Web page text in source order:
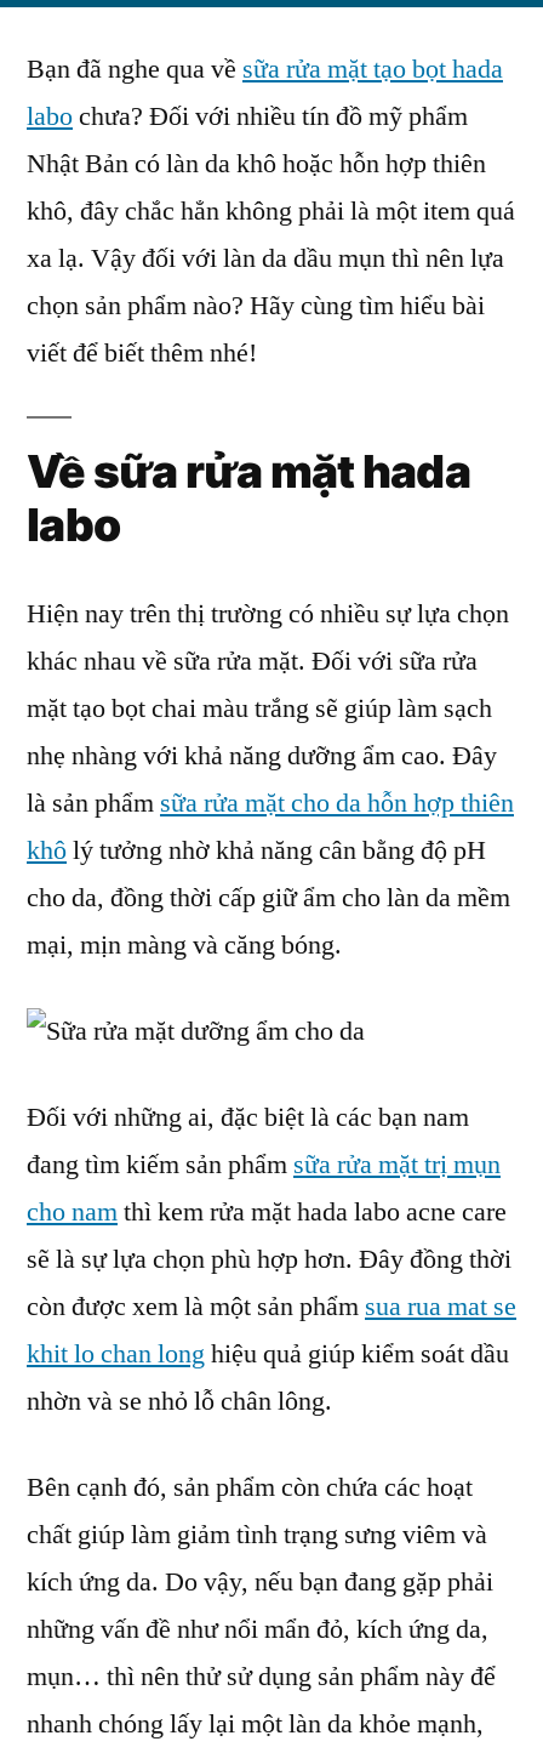
Bạn đã nghe qua về sữa rửa mặt tạo bọt hada
labochưa? Đối với nhiều tín đồ mỹ phẩm
Nhật Bản có làn da khô hoặc hỗn hợp thiên
khô, đây chắc hẳn không phải là một item quá
xa lạ. Vậy đối với làn da dầu mụn thì nên lựa
chọn sản phẩm nào? Hãy cùng tìm hiểu bài
viết để biết thêm nhé!
Về sữa rửa mặt hada
labo
Hiện nay trên thị trường có nhiều sự lựa chọn
khác nhau về sữa rửa mặt. Đối với sữa rửa
mặt tạo bọt chai màu trắng sẽ giúp làm sạch
nhẹ nhàng với khả năng dưỡng ẩm cao. Đây
là sản phẩm sữa rửa mặt cho da hỗn hợp thiên
khôlý tưởng nhờ khả năng cân bằng độ pH
cho da, đồng thời cấp giữ ẩm cho làn da mềm
mại, mịn màng và căng bóng.
Đối với những ai, đặc biệt là các bạn nam
đang tìm kiếm sản phẩm sữa rửa mặt trị mụn
cho namthì kem rửa mặt hada labo acne care
sẽ là sự lựa chọn phù hợp hơn. Đây đồng thời
còn được xem là một sản phẩm sua rua mat se
khit lo chan longhiệu quả giúp kiểm soát dầu
nhờn và se nhỏ lỗ chân lông.
Bên cạnh đó, sản phẩm còn chứa các hoạt
chất giúp làm giảm tình trạng sưng viêm và
kích ứng da. Do vậy, nếu bạn đang gặp phải
những vấn đề như nổi mẩn đỏ, kích ứng da,
mụn… thì nên thử sử dụng sản phẩm này để
nhanh chóng lấy lại một làn da khỏe mạnh,